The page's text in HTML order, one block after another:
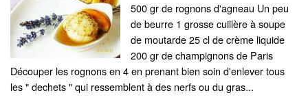
500 gr de rognons d'agneau Un peu
de beurre 1 grosse cuillère à soupe
de moutarde 25 cl de crème liquide
200 gr de champignons de Paris
Découper les rognons en 4 en prenant bien soin d'enlever tous
les " dechets " qui ressemblent à des nerfs ou du gras...